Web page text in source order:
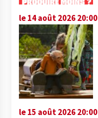
le 14 août 2026 20:00
le 15 août 2026 20:00